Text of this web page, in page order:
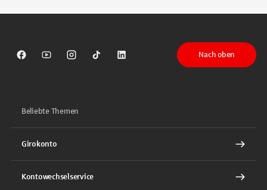
Sparkasse auf Facebook
Sparkasse auf Youtube
Sparkasse auf Instagram
Sparkasse auf TikTok
Sparkasse auf LinkedIn
Nach oben
Beliebte Themen
Girokonto
Kontowechselservice